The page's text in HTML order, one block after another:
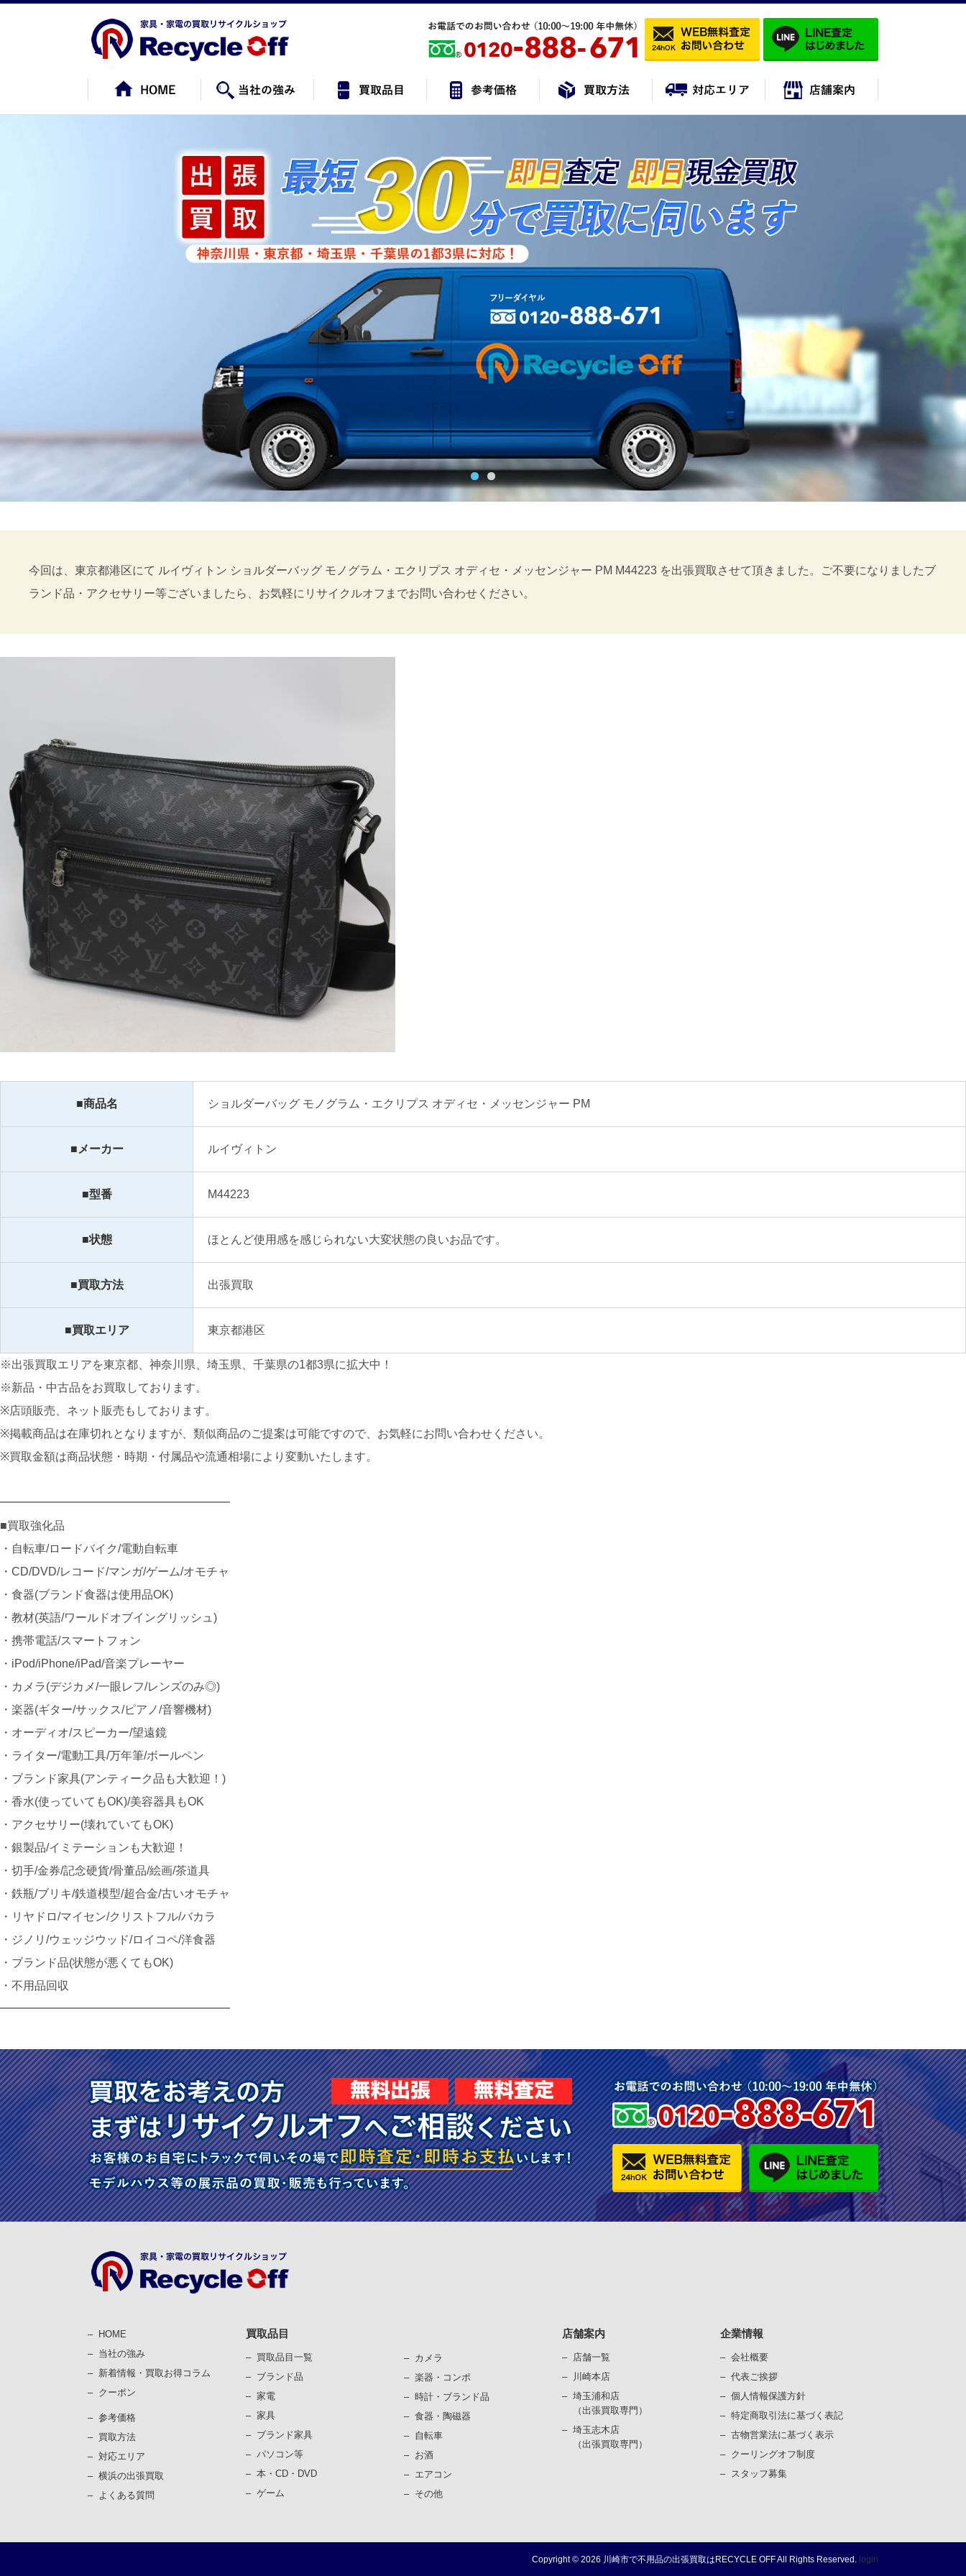
今回は、東京都港区にて ルイヴィトン ショルダーバッグ モノグラム・エクリプス オディセ・メッセンジャー PM M44223 を出張買取させて頂きました。ご不要になりましたブ
ランド品・アクセサリー等ございましたら、お気軽にリサイクルオフまでお問い合わせください。
■商品名 ショルダーバッグ モノグラム・エクリプス オディセ・メッセンジャー PM
■メーカー ルイヴィトン
■型番 M44223
■状態 ほとんど使用感を感じられない大変状態の良いお品です。
■買取方法 出張買取
■買取エリア 東京都港区
※出張買取エリアを東京都、神奈川県、埼玉県、千葉県の1都3県に拡大中！
※新品・中古品をお買取しております。
※店頭販売、ネット販売もしております。
※掲載商品は在庫切れとなりますが、類似商品のご提案は可能ですので、お気軽にお問い合わせください。
※買取金額は商品状態・時期・付属品や流通相場により変動いたします。
━━━━━━━━━━━━━━━━━━━━
■買取強化品
・自転車/ロードバイク/電動自転車
・CD/DVD/レコード/マンガ/ゲーム/オモチャ
・食器(ブランド食器は使用品OK)
・教材(英語/ワールドオブイングリッシュ)
・携帯電話/スマートフォン
・iPod/iPhone/iPad/音楽プレーヤー
・カメラ(デジカメ/一眼レフ/レンズのみ◎)
・楽器(ギター/サックス/ピアノ/音響機材)
・オーディオ/スピーカー/望遠鏡
・ライター/電動工具/万年筆/ボールペン
・ブランド家具(アンティーク品も大歓迎！)
・香水(使っていてもOK)/美容器具もOK
・アクセサリー(壊れていてもOK)
・銀製品/イミテーションも大歓迎！
・切手/金券/記念硬貨/骨董品/絵画/茶道具
・鉄瓶/ブリキ/鉄道模型/超合金/古いオモチャ
・リヤドロ/マイセン/クリストフル/バカラ
・ジノリ/ウェッジウッド/ロイコペ/洋食器
・ブランド品(状態が悪くてもOK)
・不用品回収
━━━━━━━━━━━━━━━━━━━━
HOME
当社の強み
新着情報・買取お得コラム
クーポン
参考価格
買取⽅法
対応エリア
横浜の出張買取
よくある質問
買取品目
買取品目一覧
ブランド品
家電
家具
ブランド家具
パソコン等
本・CD・DVD
ゲーム
カメラ
楽器・コンポ
時計・ブランド品
⾷器・陶磁器
⾃転⾞
お酒
エアコン
その他
店舗案内
店舗一覧
川崎本店
埼玉浦和店
（出張買取専門）
埼玉志木店
（出張買取専門）
企業情報
会社概要
代表ご挨拶
個⼈情報保護⽅針
特定商取引法に基づく表記
古物営業法に基づく表⽰
クーリングオフ制度
スタッフ募集
Copyright © 2026 川崎市で不用品の出張買取はRECYCLE OFFAll Rights Reserved. login